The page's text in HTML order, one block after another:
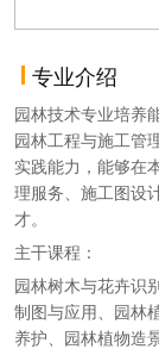
专业介绍
园林技术专业培养
园林工程与施工管
实践能力，能够在
理服务、施工图设
才。
主干课程：
园林树木与花卉识
制图与应用、园林
养护、园林植物造